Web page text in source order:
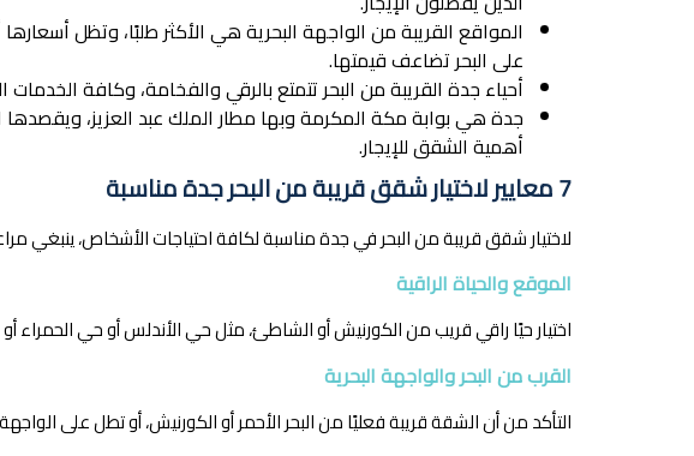
المواقع القريبة من الواجهة البحرية هي الأكثر طلبًا، وتظل
على البحر تضاعف قيمتها.
أحياء جدة القريبة من البحر تتمتع بالرقي والفخامة، وكافة
جدة هي بوابة مكة المكرمة وبها مطار الملك عبد العزيز،
أهمية الشقق للإيجار.
7 معايير لاختيار شقق قريبة من البحر جدة مناسبة
لاختيار شقق قريبة من البحر في جدة مناسبة لكافة احتياجات الأشخاص، ينبغي
الموقع والحياة الراقية
اختيار حيًا راقي قريب من الكورنيش أو الشاطئ، مثل حي الأندلس أو حي الحمراء
القرب من البحر والواجهة البحرية
التأكد من أن الشقة قريبة فعليًا من البحر الأحمر أو الكورنيش، أو تطل على الواجهة